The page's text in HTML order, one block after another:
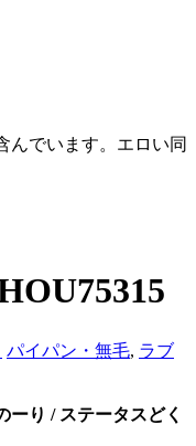
んでいます。エロい同
パイパン・無毛, ラブ
ーり / ステータスどく